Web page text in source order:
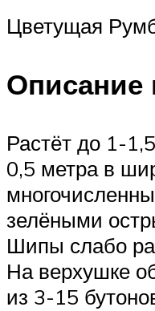
Цветущая
Описание
Растёт до 1-
0,5 метра в
зелёными
Шипы слабо
На верхушке
из 3-15